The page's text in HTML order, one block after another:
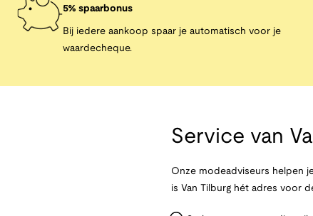
5% spaarbonus
Bij iedere aankoop spaar je automatisch voor je
waardecheque.
Service van
Onze modeadviseurs helpen
is Van Tilburg hét adres voor